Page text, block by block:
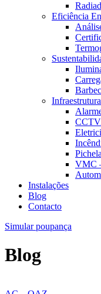
Eficiência
VMC
Instalações
Blog
Contacto
Simular poupança
Blog